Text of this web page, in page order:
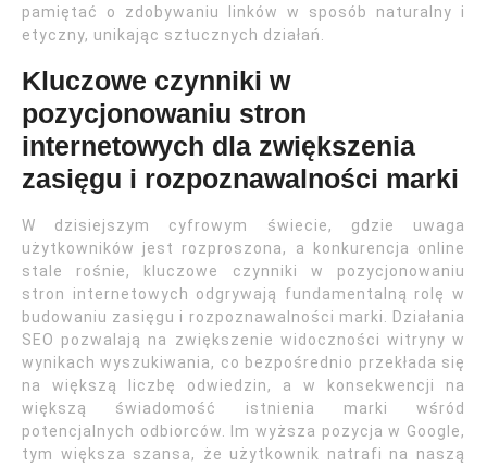
pamiętać o zdobywaniu linków w sposób naturalny i
etyczny, unikając sztucznych działań.
Kluczowe czynniki w
pozycjonowaniu stron
internetowych dla zwiększenia
zasięgu i rozpoznawalności marki
W dzisiejszym cyfrowym świecie, gdzie uwaga
użytkowników jest rozproszona, a konkurencja online
stale rośnie, kluczowe czynniki w pozycjonowaniu
stron internetowych odgrywają fundamentalną rolę w
budowaniu zasięgu i rozpoznawalności marki. Działania
SEO pozwalają na zwiększenie widoczności witryny w
wynikach wyszukiwania, co bezpośrednio przekłada się
na większą liczbę odwiedzin, a w konsekwencji na
większą świadomość istnienia marki wśród
potencjalnych odbiorców. Im wyższa pozycja w Google,
tym większa szansa, że użytkownik natrafi na naszą